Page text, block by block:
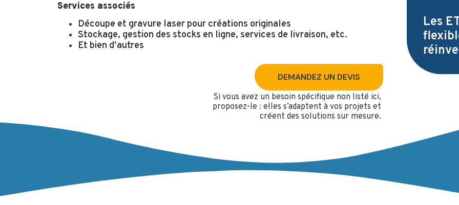
Services associés
Découpe et gravure laser pour créations originales
Stockage, gestion des stocks en ligne, services de livraison, etc.
Et bien d’autres
DEMANDEZ UN DEVIS
Si vous avez un besoin spécifique non listé ici,
proposez-le : elles s’adaptent à vos projets et
créent des solutions sur mesure.
Les